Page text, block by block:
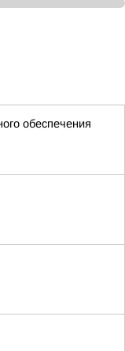
обеспечения